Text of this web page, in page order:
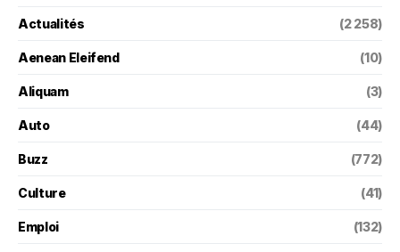
Actualités (2 258)
Aenean Eleifend (10)
Aliquam (3)
Auto (44)
Buzz (772)
Culture (41)
Emploi (132)